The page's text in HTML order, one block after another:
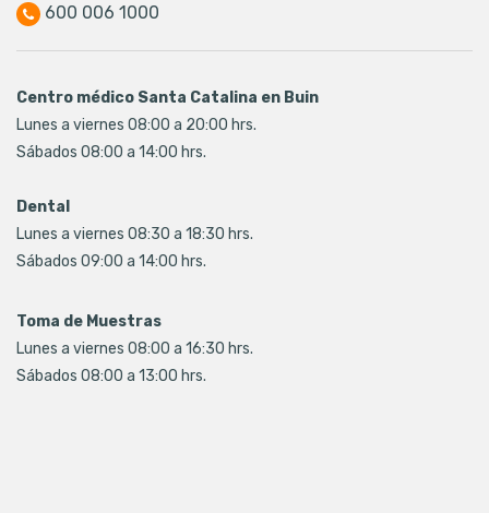
600 006 1000
Centro médico Santa Catalina en Buin
Lunes a viernes 08:00 a 20:00 hrs.
Sábados 08:00 a 14:00 hrs.
Dental
Lunes a viernes 08:30 a 18:30 hrs.
Sábados 09:00 a 14:00 hrs.
Toma de Muestras
Lunes a viernes 08:00 a 16:30 hrs.
Sábados 08:00 a 13:00 hrs.